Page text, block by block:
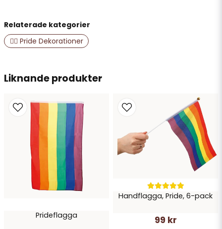
name
Namn
email
Mejladress
Ja, ni får publicera min fråga
Liknande produkter
Prideflagga
Handflagga, Pride, 6-pack
99 kr
Relaterade kategorier
🏳️‍🌈 Pride Dekorationer